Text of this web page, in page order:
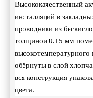
Высококачественный
инсталляций в
проводники из
толщиной 0.15 мм
высокотемпературного
обёрнуты в слой
вся конструкция
цвета.